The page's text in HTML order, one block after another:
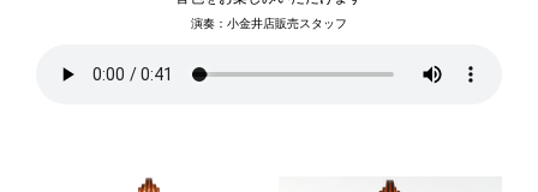
演奏：小金井店販売スタッフ